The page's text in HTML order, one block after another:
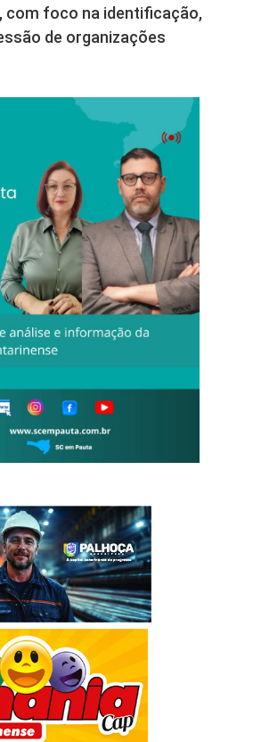
com foco na identificação,
de organizações